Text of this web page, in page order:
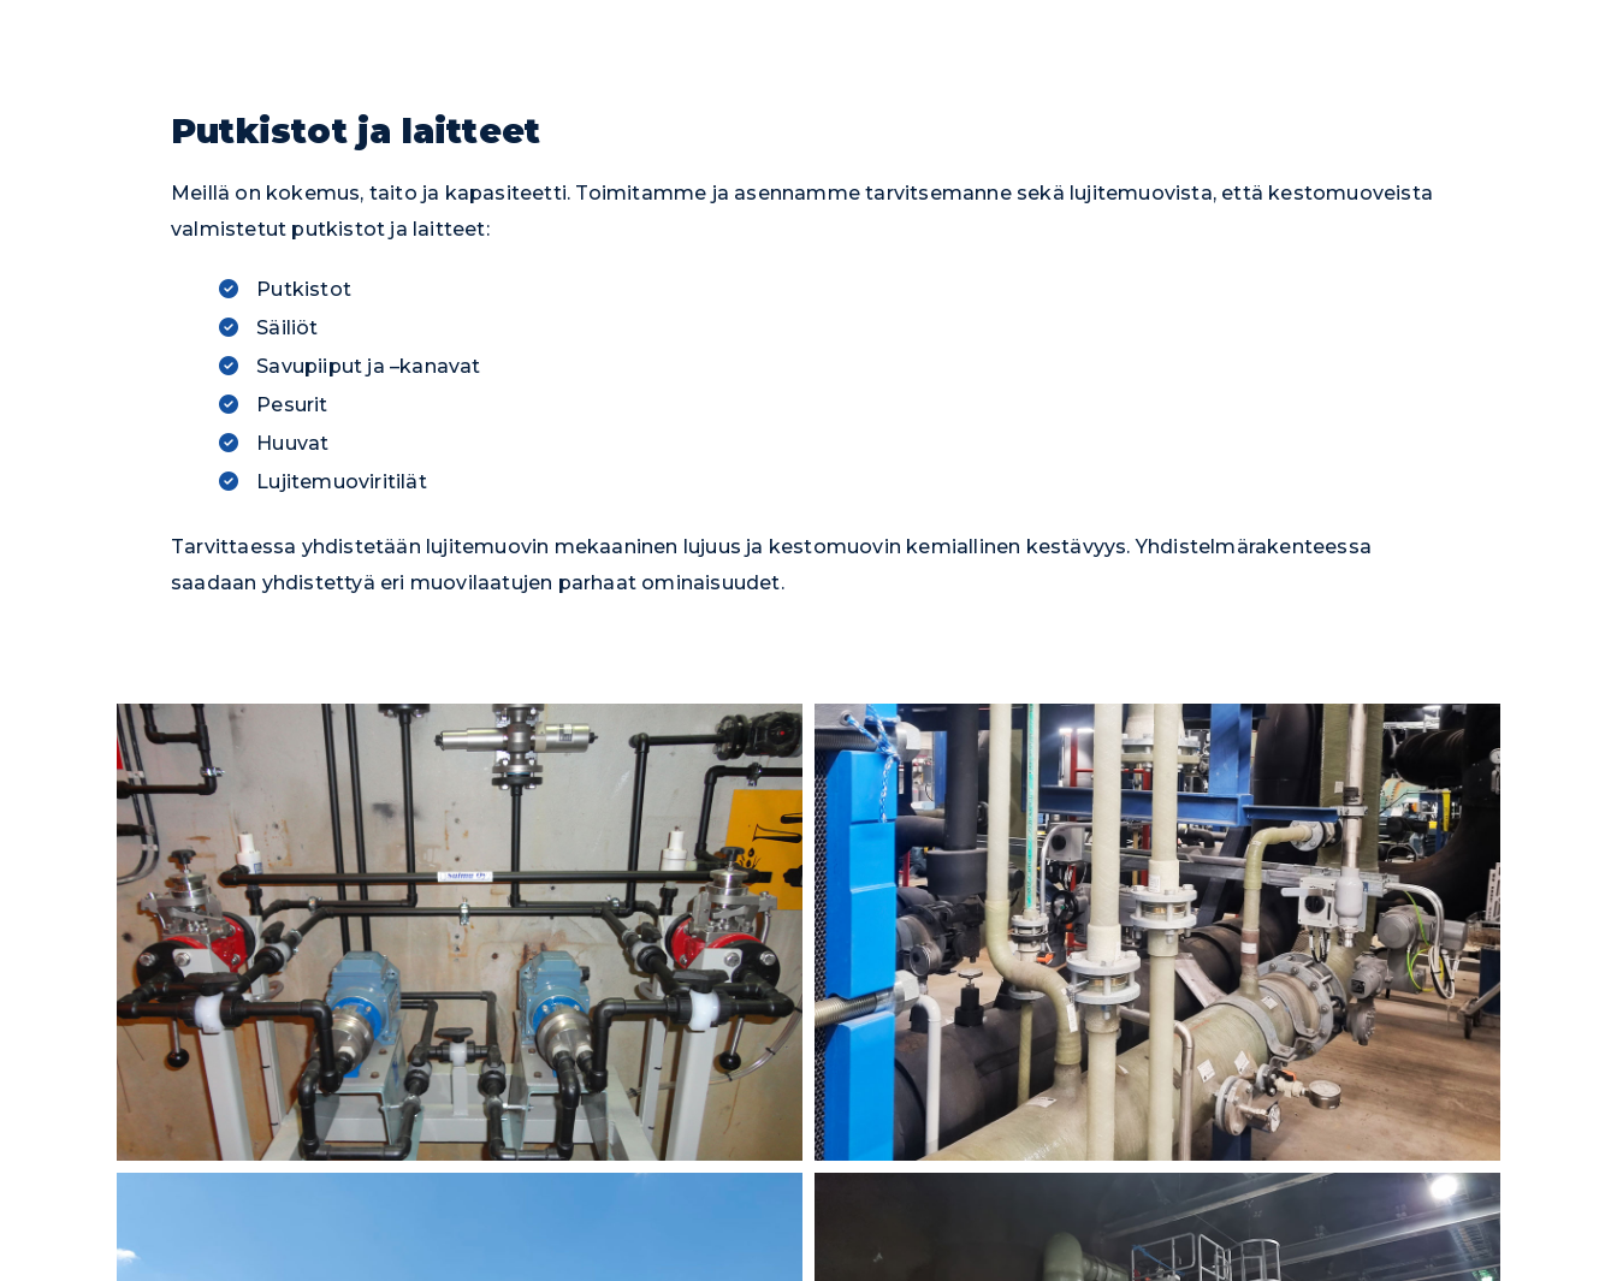
Putkistot ja laitteet
Meillä on kokemus, taito ja kapasiteetti. Toimitamme ja asennamme tarvitsemanne sekä lujitemuovista, että kestomuoveista
valmistetut putkistot ja laitteet:
Putkistot
Säiliöt
Savupiiput ja –kanavat
Pesurit
Huuvat
Lujitemuoviritilät
Tarvittaessa yhdistetään lujitemuovin mekaaninen lujuus ja kestomuovin kemiallinen kestävyys. Yhdistelmärakenteessa
saadaan yhdistettyä eri muovilaatujen parhaat ominaisuudet.